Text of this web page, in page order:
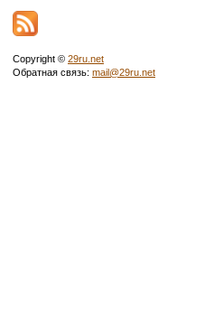
Copyright © 29ru.net
Обратная связь: mail@29ru.net